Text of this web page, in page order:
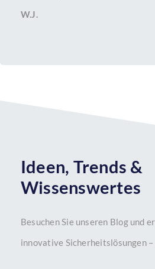
W.J.
Ideen, Trends &
Wissenswertes
Besuchen Sie unseren Blog und
innovative Sicherheitslösungen –